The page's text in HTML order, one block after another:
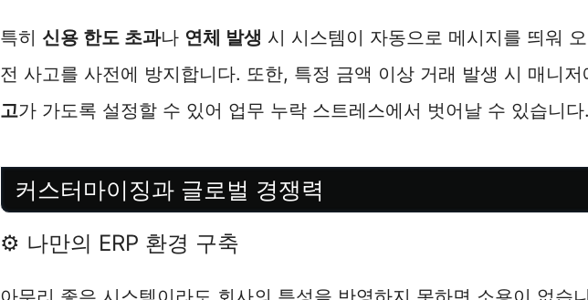
특히 신용 한도 초과나 연체 발생 시 시스템이 자동으로 메시지를 띄워
전 사고를 사전에 방지합니다. 또한, 특정 금액 이상 거래 발생 시 매니저
고가 가도록 설정할 수 있어 업무 누락 스트레스에서 벗어날 수 있습니다.
커스터마이징과 글로벌 경쟁력
⚙️ 나만의 ERP 환경 구축